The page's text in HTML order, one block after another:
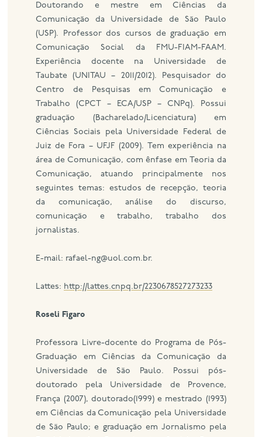
Doutorando e mestre em Ciências da
Comunicação da Universidade de São Paulo
(USP). Professor dos cursos de graduação em
Comunicação Social da FMU-FIAM-FAAM.
Experiência docente na Universidade de
Taubate (UNITAU – 2011/2012). Pesquisador do
Centro de Pesquisas em Comunicação e
Trabalho (CPCT – ECA/USP – CNPq). Possui
graduação (Bacharelado/Licenciatura) em
Ciências Sociais pela Universidade Federal de
Juiz de Fora – UFJF (2009). Tem experiência na
área de Comunicação, com ênfase em Teoria da
Comunicação, atuando principalmente nos
seguintes temas: estudos de recepção, teoria
da comunicação, análise do discurso,
comunicação e trabalho, trabalho dos
jornalistas.
E-mail: rafael-ng@uol.com.br.
Lattes: http://lattes.cnpq.br/2230678527273233
Roseli Figaro
Professora Livre-docente do Programa de Pós-
Graduação em Ciências da Comunicação da
Universidade de São Paulo. Possui pós-
doutorado pela Universidade de Provence,
França (2007), doutorado(1999) e mestrado (1993)
em Ciências da Comunicação pela Universidade
de São Paulo; e graduação em Jornalismo pela